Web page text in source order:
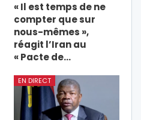
« Il est temps de ne
compter que sur
nous-mêmes »,
réagit l’Iran au
« Pacte de…
EN DIRECT